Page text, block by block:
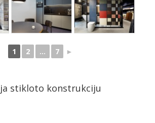
1 2 ... 7 ►
stikloto konstrukciju